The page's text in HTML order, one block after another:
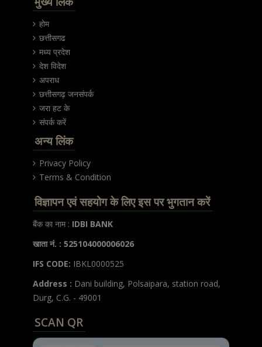
होम
छत्तीसगढ
मध्य प्रदेश
देश विदेश
अपराध
छत्तीसगढ़ जनसंपर्क
जरा हट के
संपर्क करें
अन्य लिंक
Privacy Policy
Terms & Condition
विज्ञापन एवं सहयोग के लिए इस पर भुगतान करें
बैंक का नाम : IDBI BANK
खाता नं. : 525104000006026
IFS CODE: IBKL0000525
Address : Dani building, Polsaipara, station road,
Durg, C.G. - 49001
SCAN QR